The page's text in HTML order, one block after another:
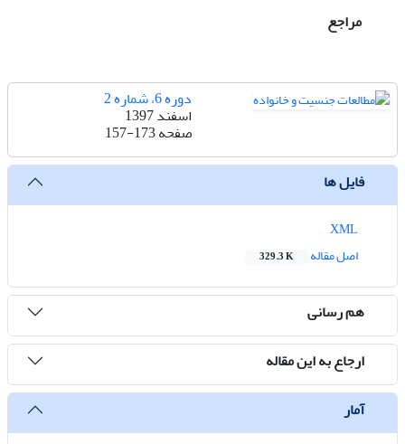
مراجع
دوره 6، شماره 2
اسفند 1397
صفحه157-173
فایل ها
اصل مقاله
329.3 K
هم رسانی
ارجاع به این مقاله
آمار